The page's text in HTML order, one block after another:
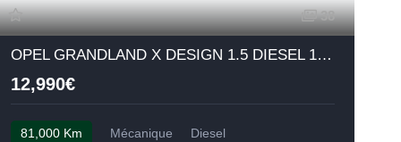
38
OPEL GRANDLAND X DESIGN 1.5 DIESEL 130 ch BVM6
12,990€
81,000 Km Mécanique Diesel